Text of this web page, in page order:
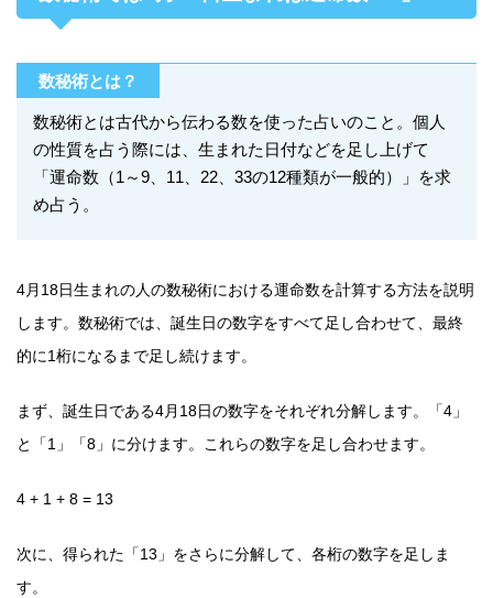
数秘術とは？
数秘術とは古代から伝わる数を使った占いのこと。個人
の性質を占う際には、生まれた日付などを足し上げて
「運命数（1～9、11、22、33の12種類が一般的）」を求
め占う。
4月18日生まれの人の数秘術における運命数を計算する方法を説明
します。数秘術では、誕生日の数字をすべて足し合わせて、最終
的に1桁になるまで足し続けます。
まず、誕生日である4月18日の数字をそれぞれ分解します。「4」
と「1」「8」に分けます。これらの数字を足し合わせます。
4 + 1 + 8 = 13
次に、得られた「13」をさらに分解して、各桁の数字を足しま
す。